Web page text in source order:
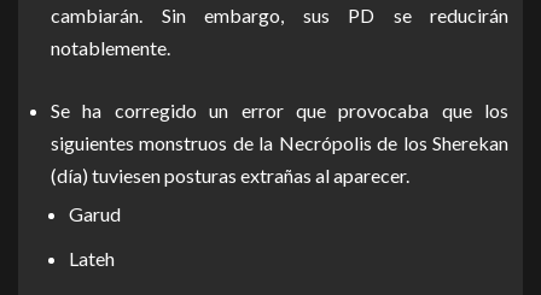
cambiarán. Sin embargo, sus PD se reducirán
notablemente.
Se ha corregido un error que provocaba que los
siguientes monstruos de la Necrópolis de los Sherekan
(día) tuviesen posturas extrañas al aparecer.
Garud
Lateh